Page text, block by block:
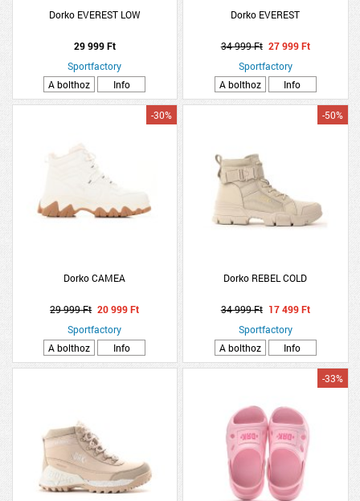
Dorko EVEREST LOW
29 999 Ft
Sportfactory
A bolthoz
Info
Dorko EVEREST
34 999 Ft 27 999 Ft
Sportfactory
A bolthoz
Info
Dorko CAMEA
-30%
29 999 Ft 20 999 Ft
Sportfactory
A bolthoz
Info
Dorko REBEL COLD
-50%
34 999 Ft 17 499 Ft
Sportfactory
A bolthoz
Info
-33%